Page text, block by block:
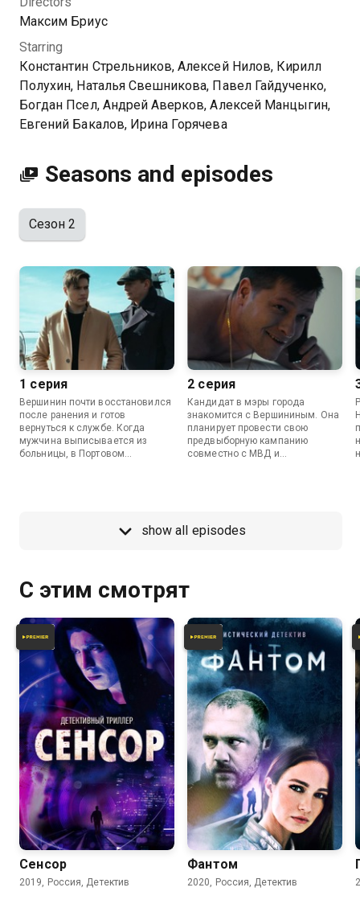
quality on Kazakhtelecom.
Максим Бриус
Starring
Константин Стрельников, Алексей Нилов, Кирилл
Полухин, Наталья Свешникова, Павел Гайдученко,
Богдан Псел, Андрей Аверков, Алексей Манцыгин,
Евгений Бакалов, Ирина Горячева
Seasons and episodes
Сезон 2
1 серия
Вершинин почти восстановился
после ранения и готов
вернуться к службе. Когда
мужчина выписывается из
больницы, в Портовом
2 серия
Кандидат в мэры города
знакомится с Вершининым. Она
планирует провести свою
предвыборную кампанию
совместно с МВД и
show all episodes
С этим смотрят
5.9
Сенсор
2019, Россия, Детектив
7.2
Фантом
2020, Россия, Детектив